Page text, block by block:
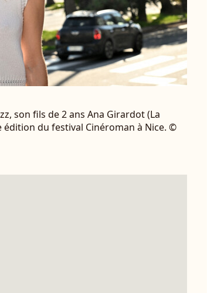
son fils de 2 ans Ana Girardot (La
du festival Cinéroman à Nice. ©